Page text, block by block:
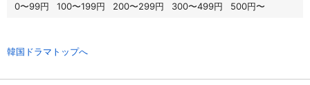
0〜99円 100〜199円 200〜299円 300〜499円 500円〜
韓国ドラマトップへ